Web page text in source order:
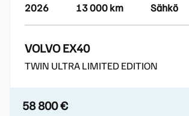
2026 13 000 km Sähkö
VOLVO EX40
TWIN ULTRA LIMITED EDITION
58 800 €